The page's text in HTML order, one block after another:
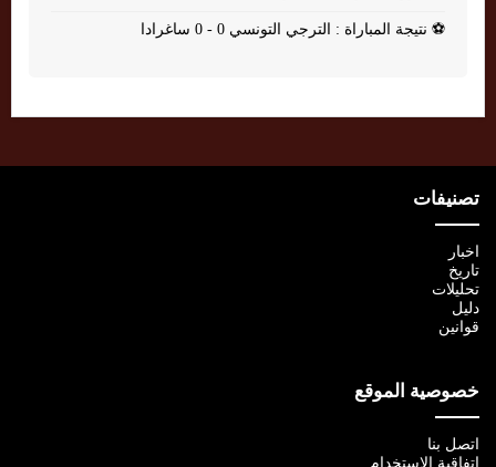
⚽ نتيجة المباراة : الترجي التونسي 0 - 0 ساغرادا
تصنيفات
اخبار
تاريخ
تحليلات
دليل
قوانين
خصوصية الموقع
اتصل بنا
اتفاقية الإستخدام